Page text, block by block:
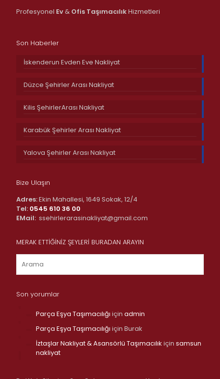
Profesyonel Ev& Ofis TaşımacılıkHizmetleri
Son Haberler
İskenderun Evden Eve Nakliyat
Düzce Şehirler Arası Nakliyat
Kilis ŞehirlerArası Nakliyat
Karabük Şehirler Arası Nakliyat
Yalova Şehirler Arası Nakliyat
Bize Ulaşın
Adres:Ekin Mahallesi, 1649 Sokak, 12/4
Tel: 0545 610 36 00
EMail: ssehirlerarasinakliyat@gmail.com
MERAK ETTİĞİNİZ ŞEYLERİ BURADAN ARAYIN
Son yorumlar
Parça Eşya Taşımacılığı için admin
Parça Eşya Taşımacılığı için Burak
İztaşlar Nakliyat & Asansörlü Taşımacılık için samsun
nakliyat